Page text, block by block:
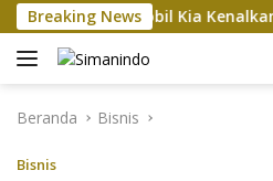
Langsung
ke
konten
Breaking NewsMobil Kia Kenalkan
Beranda Bisnis
Bisnis